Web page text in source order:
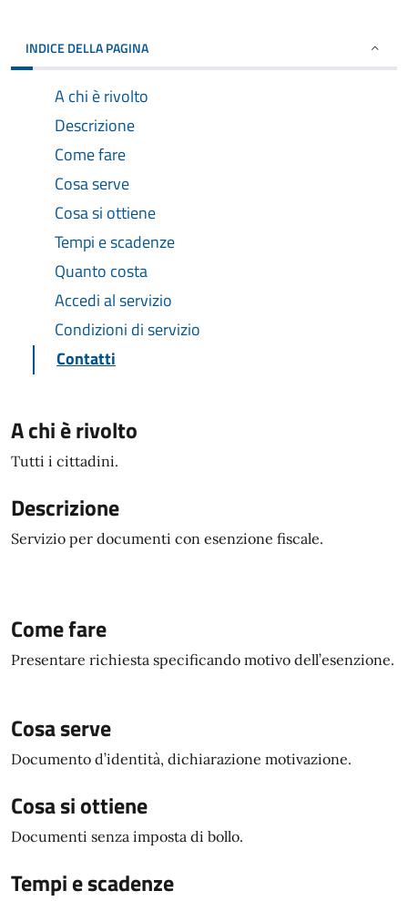
INDICE DELLA PAGINA
A chi è rivolto
Descrizione
Come fare
Cosa serve
Cosa si ottiene
Tempi e scadenze
Quanto costa
Accedi al servizio
Condizioni di servizio
Contatti
A chi è rivolto
Tutti i cittadini.
Descrizione
Servizio per documenti con esenzione fiscale.
Come fare
Presentare richiesta specificando motivo dell’esenzione.
Cosa serve
Documento d’identità, dichiarazione motivazione.
Cosa si ottiene
Documenti senza imposta di bollo.
Tempi e scadenze